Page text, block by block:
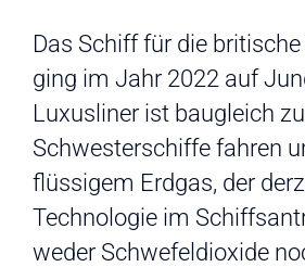
Das Schiff für die
ging im Jahr 2022 auf
Luxusliner ist baugleich
Schwesterschiffe fahren
flüssigem Erdgas, der
Technologie im
weder Schwefeldioxide